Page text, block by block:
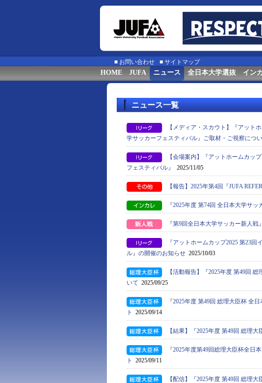
■ お問い合わせ ■ サイトマップ
HOME JUFA ニュース 全日本大学選抜 イン
ニュース一覧
【メディア・スカウト】『アット
学サッカーフェスティバル』ご取材・ご視察につ
【会場案内】『アットホームカッ
フェスティバル』
2025/11/05
【報告】2025年第4回『JUFA
『2025年度 第74回 全日本大学サ
『第9回全日本大学サッカー新人戦
『アットホームカップ2025 第23
ル』の開催のお知らせ 2025/10/03
【活動報告】『2025年度 第49回
いて 2025/09/25
『2025年度 第49回 総理大臣杯 全
ト
2025/09/14
【結果】『2025年度 第49回 総理
『2025年度第49回総理大臣杯全日
ト
2025/09/11
【配信】『2025年度 第49回 総理